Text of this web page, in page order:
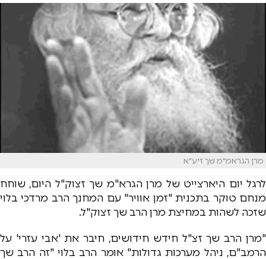
מרן הגראמ"מ שך זיע"א
לרגל יום היארצייט של מרן הגרא"מ שך זצוק"ל היום, שוחח
מנחם טוקר בתכנית "זמן אוויר" עם המחנך הרב מרדכי בלוי
שזכה לשהות במחיצת מרן הרב שך זצוק"ל.
"מרן הרב שך זצ"ל חידש חידושים, חיבר את 'אבי עזרי' על
הרמב"ם, ניהל מערכות גדולות" אומר הרב בלוי "זה הרב שך